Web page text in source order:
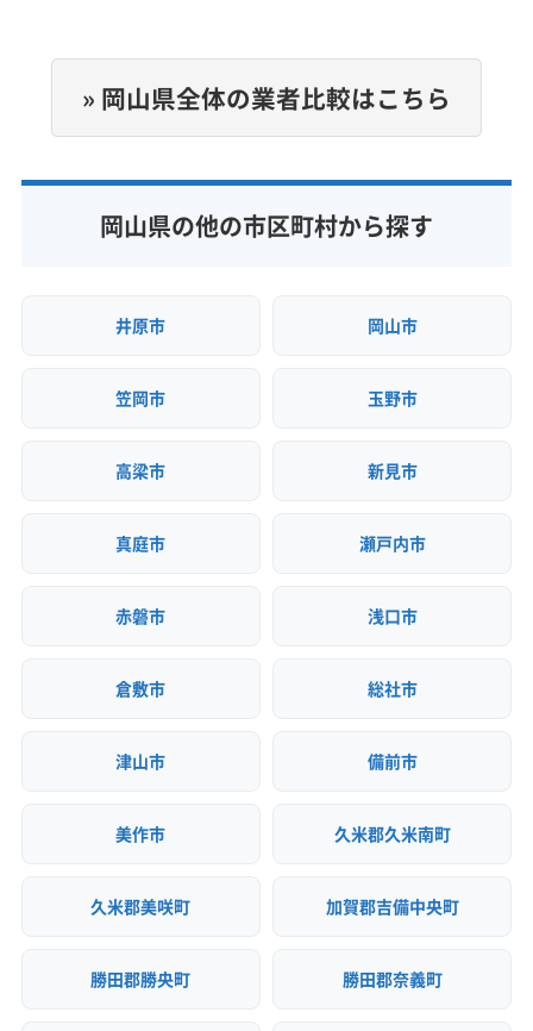
非公開
» 岡山県全体の業者比較はこちら
岡山県の他の市区町村から探す
井原市 岡山市
笠岡市 玉野市
高梁市 新見市
真庭市 瀬戸内市
赤磐市 浅口市
倉敷市 総社市
津山市 備前市
美作市 久米郡久米南町
久米郡美咲町 加賀郡吉備中央町
勝田郡勝央町 勝田郡奈義町